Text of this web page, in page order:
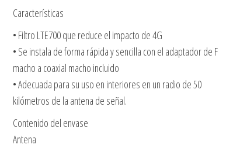
Características
• Filtro LTE700 que reduce el impacto de 4G
• Se instala de forma rápida y sencilla con el adaptador de F
macho a coaxial macho incluido
• Adecuada para su uso en interiores en un radio de 50
kilómetros de la antena de señal.
Contenido del envase
Antena